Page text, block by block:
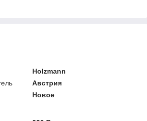
Holzmann
Австрия
Новое